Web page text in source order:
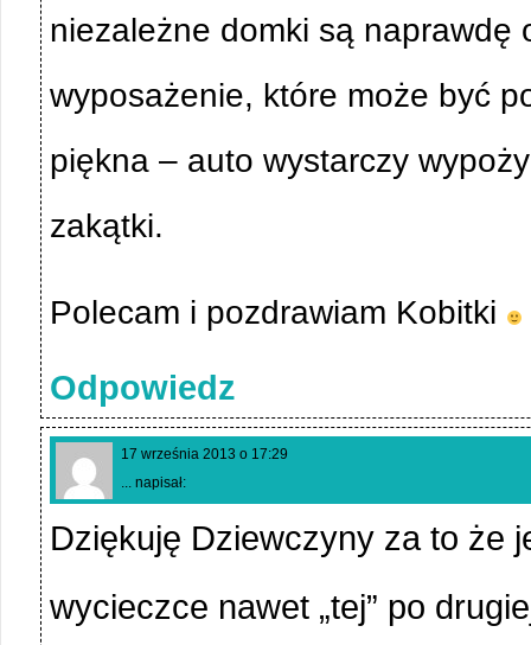
niezależne domki są naprawdę
wyposażenie, które może być
piękna – auto wystarczy
zakątki.
Polecam i pozdrawiam Kobitki
Odpowiedz
17 września 2013 o 17:29
... napisał:
Dziękuję Dziewczyny za to że
wycieczce nawet „tej” po